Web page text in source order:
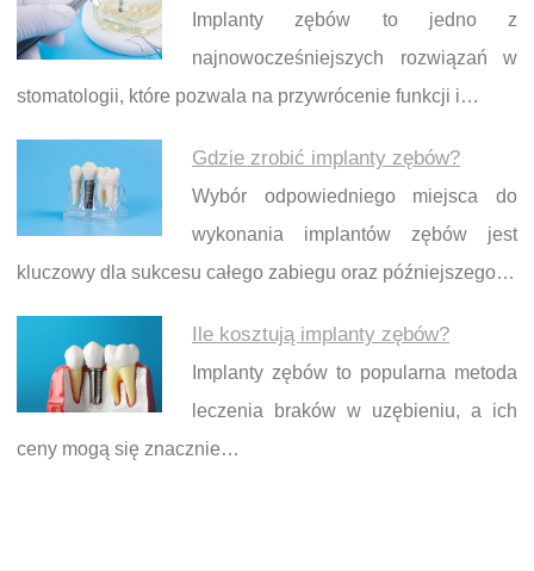
Implanty zębów to jedno z
najnowocześniejszych rozwiązań w
stomatologii, które pozwala na przywrócenie funkcji i…
Gdzie zrobić implanty zębów?
Wybór odpowiedniego miejsca do
wykonania implantów zębów jest
kluczowy dla sukcesu całego zabiegu oraz późniejszego…
Ile kosztują implanty zębów?
Implanty zębów to popularna metoda
leczenia braków w uzębieniu, a ich
ceny mogą się znacznie…